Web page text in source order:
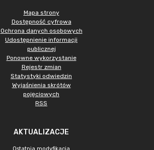
Mapa strony
Dostępność cyfrowa
Ochrona danych osobowych
Udostępnienie informacji
publicznej
Ponowne wykorzystanie
Rejestr zmian
Statystyki odwiedzin
Wyjaśnienia skrótów
pojęciowych
RSS
AKTUALIZACJE